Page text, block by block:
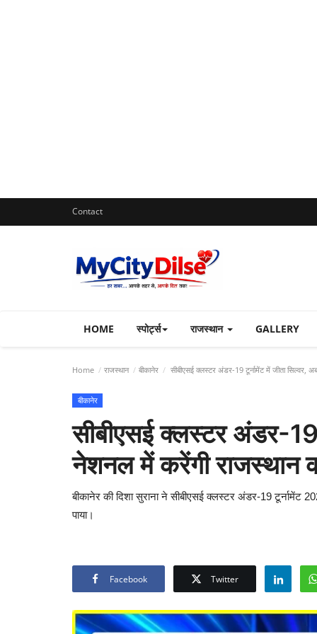
Contact
HOME स्पोर्ट्स राजस्थान GALLERY
Home राजस्थान बीकानेर सीबीएसई क्लस्टर अंडर-19 टूर्नामेंट में जीता सिल्वर,
बीकानेर
सीबीएसई क्लस्टर अंडर-19
नेशनल में करेंगी राजस्थान
बीकानेर की दिशा सुराना ने सीबीएसई क्लस्टर अंडर-19
पाया।
Facebook Twitter